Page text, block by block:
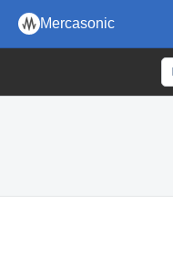
Mercasonic